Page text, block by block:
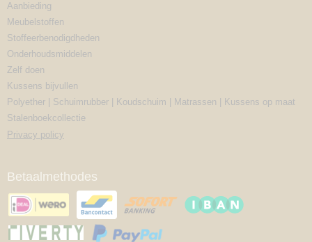
Aanbieding
Meubelstoffen
Stoffeerbenodigdheden
Onderhoudsmiddelen
Zelf doen
Kussens bijvullen
Polyether | Schuimrubber | Koudschuim | Matrassen | Kussens op maat
Stalenboekcollectie
Privacy policy
Betaalmethodes